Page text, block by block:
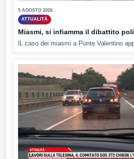
5 AGOSTO 2026
ATTUALITÀ
Miasmi, si infiamma il dibattito
lL caso dei miasmi a Ponte Valentino